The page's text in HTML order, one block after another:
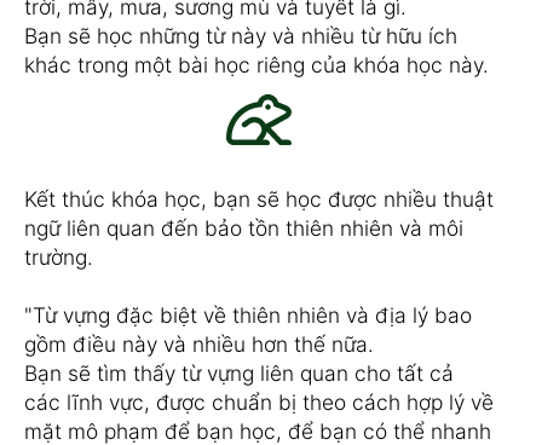
trời, mây, mưa, sương mù và tuyết là gì.
Bạn sẽ học những từ này và nhiều từ hữu ích
khác trong một bài học riêng của khóa học này.
Kết thúc khóa học, bạn sẽ học được nhiều thuật
ngữ liên quan đến bảo tồn thiên nhiên và môi
trường.
"Từ vựng đặc biệt về thiên nhiên và địa lý bao
gồm điều này và nhiều hơn thế nữa.
Bạn sẽ tìm thấy từ vựng liên quan cho tất cả
các lĩnh vực, được chuẩn bị theo cách hợp lý về
mặt mô phạm để bạn học, để bạn có thể nhanh